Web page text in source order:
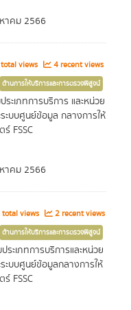
าคม 2566
views 4 recent views
ด้านการให้บริการและการตรวจพิสูจน์
ะเภทการบริการ และหน่วย
ระบบศูนย์ข้อมูล กลางการให้
FSSC
าคม 2566
views 2 recent views
ด้านการให้บริการและการตรวจพิสูจน์
ะเภทการบริการและหน่วย
ระบบศูนย์ข้อมูลกลางการให้
FSSC